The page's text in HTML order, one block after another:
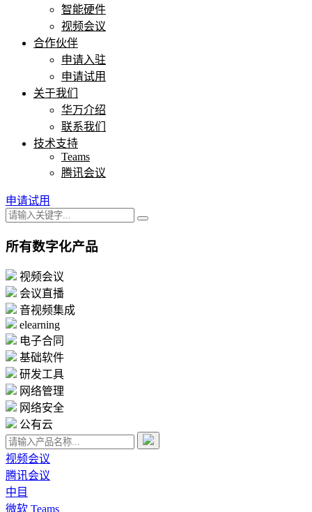
智能硬件
视频会议
合作伙伴
申请入驻
申请试用
关于我们
华万介绍
联系我们
技术支持
Teams
腾讯会议
申请试用
所有数字化产品
视频会议
会议直播
音视频集成
elearning
电子合同
基础软件
研发工具
网络管理
网络安全
公有云
视频会议
腾讯会议
中目
微软 Teams